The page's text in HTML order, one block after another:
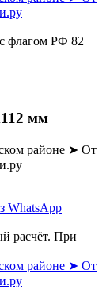
мм
расчёт. При